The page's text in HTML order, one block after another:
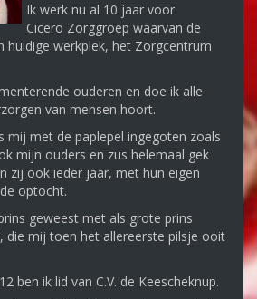
Ik werk nu al 10 jaar voor
Cicero Zorggroep waarvan de
huidige werkplek, het Zorgcentrum
ouderen en doe ik alle
van mensen hoort.
mij met de paplepel ingegoten zoals
mijn ouders en zus helemaal gek
zij ook ieder jaar, met hun eigen
optocht.
geweest met als grote prins
die mij toen het allereerste pilsje ooit
ben ik lid van C.V. de Keescheknup.